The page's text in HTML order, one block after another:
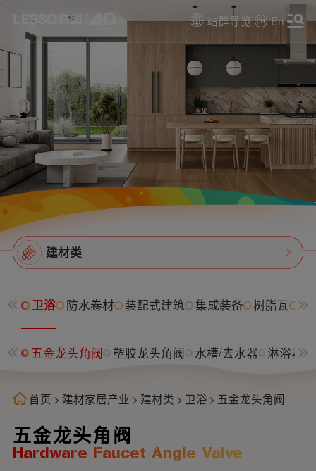
站群导览 En
建材类
卫浴 防水卷材 装配式建筑 集成装备 树脂瓦 消
柜 五金龙头角阀 塑胶龙头角阀 水槽/去水器 淋浴器/
五金龙头角阀
Hardware Faucet Angle Valve
首页 > 建材家居产业 > 建材类 > 卫浴 > 五金龙头角阀